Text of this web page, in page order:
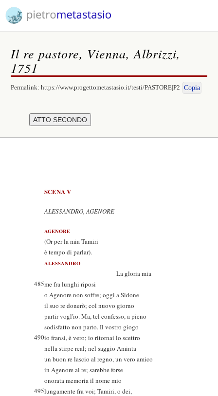
Il re pastore, Vienna, Albrizzi,
1751
Permalink:https://www.progettometastasio.it/testi/PASTORE|P2 Copia
SCENA V
ALESSANDRO, AGENORE
AGENORE
(Or per la mia Tamiri
è tempo di parlar).
ALESSANDRO
La gloria mia
485me fra lunghi riposi
o Agenore non soffre; oggi a Sidone
il suo re donerò; col nuovo giorno
partir vogl'io. Ma, tel confesso, a pieno
sodisfatto non parto. Il vostro giogo
490io fransi, è vero; io ritornai lo scettro
nella stirpe real; nel saggio Aminta
un buon re lascio al regno, un vero amico
in Agenore al re; sarebbe forse
onorata memoria il nome mio
495lungamente fra voi; Tamiri, o dei,